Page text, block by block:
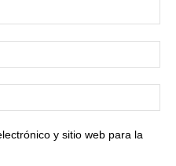
y sitio web para la